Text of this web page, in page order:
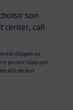
son
center, call
d’appels ou
pouvoir s’appuyer
afin de leur